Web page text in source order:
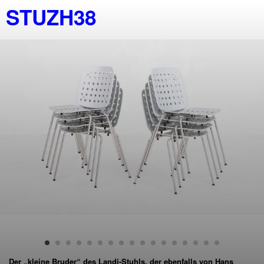
STUZH38
Der „kleine Bruder“ des Landi-Stuhls, der ebenfalls von Hans